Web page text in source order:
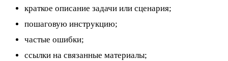
краткое описание задачи или сценария;
пошаговую инструкцию;
частые ошибки;
ссылки на связанные материалы;